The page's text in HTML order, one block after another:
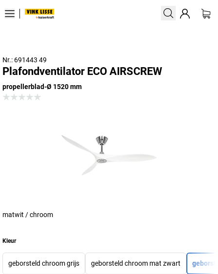
Nr.: 691443 49
Plafondventilator ECO AIRSCREW
propellerblad-Ø 1520 mm
matwit / chroom
Kleur
geborsteld chroom grijs geborsteld chroom mat zwart